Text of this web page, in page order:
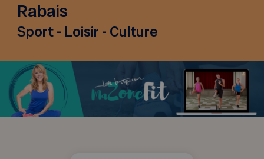
Rabais
Sport - Loisir - Culture